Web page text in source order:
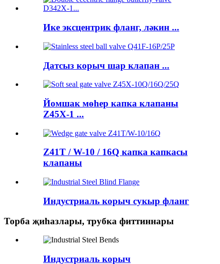
Ике эксцентрик фланг, ләкин ...
Датсыз корыч шар клапан ...
Йомшак мөһер капка клапаны
Z45X-1 ...
Z41T / W-10 / 16Q капка капкасы
клапаны
Индустриаль корыч сукыр фланг
Торба җиһазлары, трубка фиттиннары
Индустриаль корыч